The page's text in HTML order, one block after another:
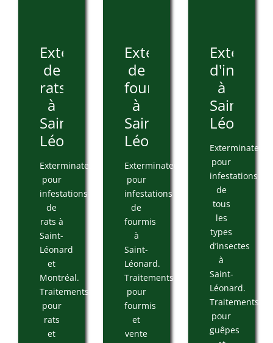
Extermination
de
rats
à
Saint-
Léonard
Exterminateur
pour
infestations
de
rats à
Saint-
Léonard
et
Montréal.
Traitements
pour
rats
et
Extermination
de
fourmis
à
Saint-
Léonard
Exterminateur
pour
infestations
de
fourmis
à
Saint-
Léonard.
Traitements
pour
fourmis
et
vente
à
Saint-
Léonard
Exterminateur
pour
infestations
de
tous
les
types
d’insectes
à
Saint-
Léonard.
Traitements
pour
guêpes